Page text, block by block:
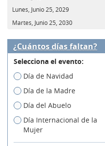
Lunes, Junio 25, 2029
Martes, Junio 25, 2030
¿Cuántos días faltan?
Selecciona el evento:
Día de Navidad
Día de la Madre
Día del Abuelo
Día Internacional de la
Mujer